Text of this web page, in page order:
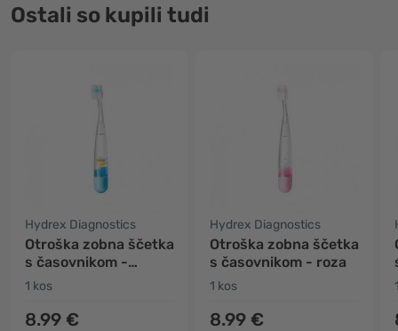
Ostali so kupili tudi
Hydrex Diagnostics
Otroška zobna ščetka
s časovnikom -
modra
1 kos
8.99 €
Hydrex Diagnostics
Otroška zobna ščetka
s časovnikom - roza
1 kos
8.99 €